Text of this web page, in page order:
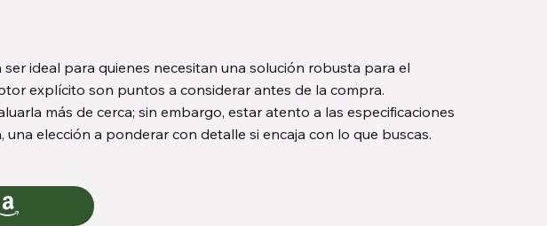
ideal para quienes necesitan una solución robusta para el
explícito son puntos a considerar antes de la compra.
más de cerca; sin embargo, estar atento a las especificaciones
elección a ponderar con detalle si encaja con lo que buscas.